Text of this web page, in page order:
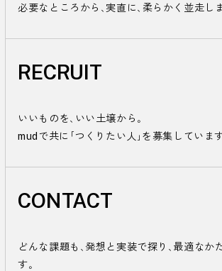
必要なところから、実直に、柔らかく並走しま
RECRUIT
いいものを、いい土壌から。
mudで共に「つくりたい人」を募集しています
CONTACT
どんな課題も、発想と実装で探り、最適なか
す。